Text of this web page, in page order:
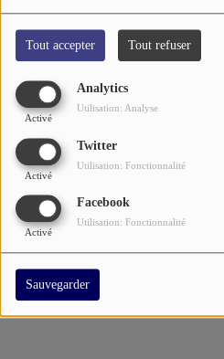
Tout accepter Tout refuser
Analytics
Activé
Utilisation: Analyse
Twitter
Activé
Utilisation: Fonctionnalité
Facebook
Activé
Utilisation: Fonctionnalité
Sauvegarder